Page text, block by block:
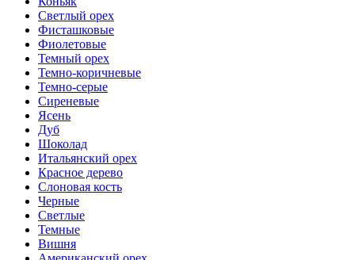
Светлый орех
Фисташковые
Фиолетовые
Темный орех
Темно-коричневые
Темно-серые
Сиреневые
Ясень
Дуб
Шоколад
Итальянский орех
Красное дерево
Слоновая кость
Черные
Светлые
Темные
Вишня